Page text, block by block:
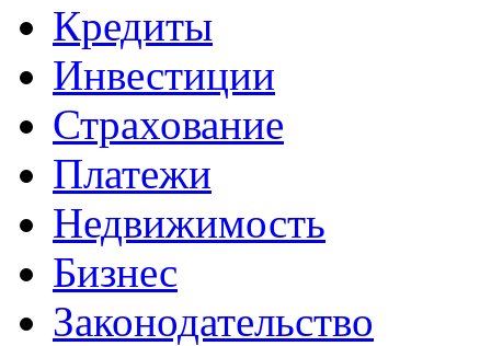
Кредиты
Инвестиции
Страхование
Платежи
Недвижимость
Бизнес
Законодательство